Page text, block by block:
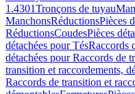
1.4301Tronçons de tuyau
ManchonsRéductionsPièces
RéductionsCoudesPièces
détachées pour TésRaccords
détachées pour Raccords de
transition et raccordements,
Raccords de transition et